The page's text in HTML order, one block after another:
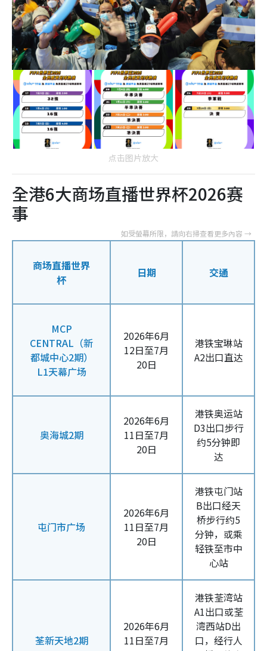
点击图片放大
全港6大商场直播世界杯2026赛
事
商场直播世界
杯
日期 交通
MCP
CENTRAL（新
都城中心2期）
L1天幕广场
2026年6月
12日至7月
20日
港铁宝琳站
A2出口直达
奥海城2期
2026年6月
11日至7月
20日
港铁奥运站
D3出口步行
约5分钟即
达
屯门市广场
2026年6月
11日至7月
20日
港铁屯门站
B出口经天
桥步行约5
分钟，或乘
轻铁至市中
心站
荃新天地2期
2026年6月
11日至7月
港铁荃湾站
A1出口或荃
湾西站D出
口，经行人